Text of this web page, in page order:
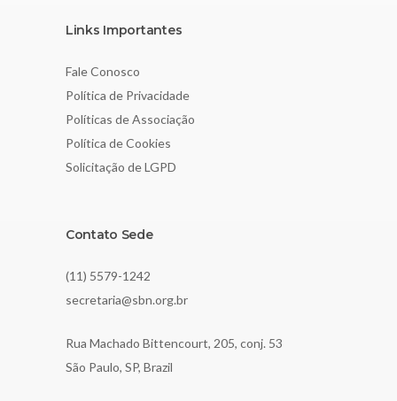
Links Importantes
Fale Conosco
Política de Privacidade
Políticas de Associação
Política de Cookies
Solicitação de LGPD
Contato Sede
(11) 5579-1242
secretaria@sbn.org.br
Rua Machado Bittencourt, 205, conj. 53
São Paulo, SP, Brazil